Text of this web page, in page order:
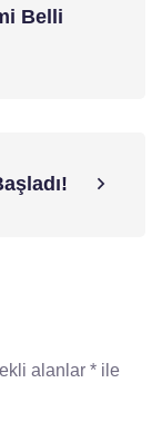
Belli
alanlar * ile